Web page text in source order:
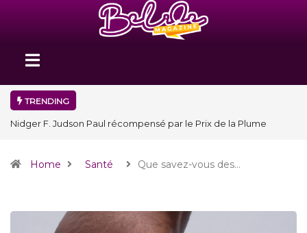
TRENDING
Nidger F. Judson Paul récompensé par le Prix de la Plume
Home Santé Que savez-vous des…